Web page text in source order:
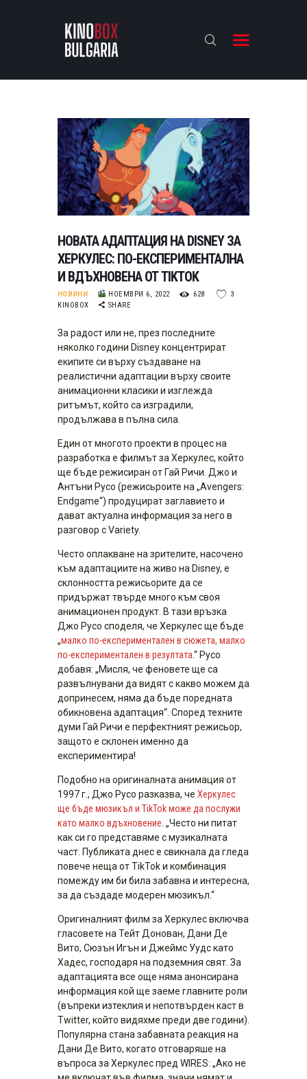
KINOBOX BULGARIA
АНАЛИЗИ
БАХТИ НАГРАДИТЕ
ИНТЕРВЮТА
ЗА НАС
НОВАТА АДАПТАЦИЯ НА DISNEY ЗА
ХЕРКУЛЕС: ПО-ЕКСПЕРИМЕНТАЛНА
И ВДЪХНОВЕНА ОТ TIKTOK
НОВИНИ НОЕМВРИ 6, 2022 628
3
KINOBOX
SHARE
За радост или не, през последните
няколко години Disney концентрират
екипите си върху създаване на
реалистични адаптации върху своите
анимационни класики и изглежда
ритъмът, който са изградили,
продължава в пълна сила.
Един от многото проекти в процес на
разработка е филмът за Херкулес, който
ще бъде режисиран от Гай Ричи. Джо и
Антъни Русо (режисьроите на „Avengers:
Endgame“) продуцират заглавието и
дават актуална информация за него в
разговор с Variety.
Често оплакване на зрителите, насочено
към адаптациите на живо на Disney, е
склонността режисьорите да се
придържат твърде много към своя
анимационен продукт. В тази връзка
Джо Русо споделя, че Херкулес ще бъде
„малко по-експериментален в сюжета, малко
по-експериментален в резултата.“ Русо
добавя: „Мисля, че феновете ще са
развълнувани да видят с какво можем да
допринесем, няма да бъде поредната
обикновена адаптация“. Според техните
думи Гай Ричи е перфектният режисьор,
защото е склонен именно да
експериментира!
Подобно на оригиналната анимация от
1997 г., Джо Русо разказва, че Херкулес
ще бъде мюзикъл и TikTok може да послужи
като малко вдъхновение. „Често ни питат
как си го представяме с музикалната
част. Публиката днес е свикнала да гледа
повече неща от TikTok и комбинация
помежду им би била забавна и интересна,
за да създаде модерен мюзикъл.“
Оригиналният филм за Херкулес включва
гласовете на Тейт Донован, Дани Де
Вито, Сюзън Игън и Джеймс Уудс като
Хадес, господаря на подземния свят. За
адаптацията все още няма анонсирана
информация кой ще заеме главните роли
(въпреки изтеклия и непотвърден каст в
Twitter, който видяхме преди две години).
Популярна стана забавната реакция на
Дани Де Вито, когато отговаряше на
въпроса за Херкулес пред WIRES: „Ако не